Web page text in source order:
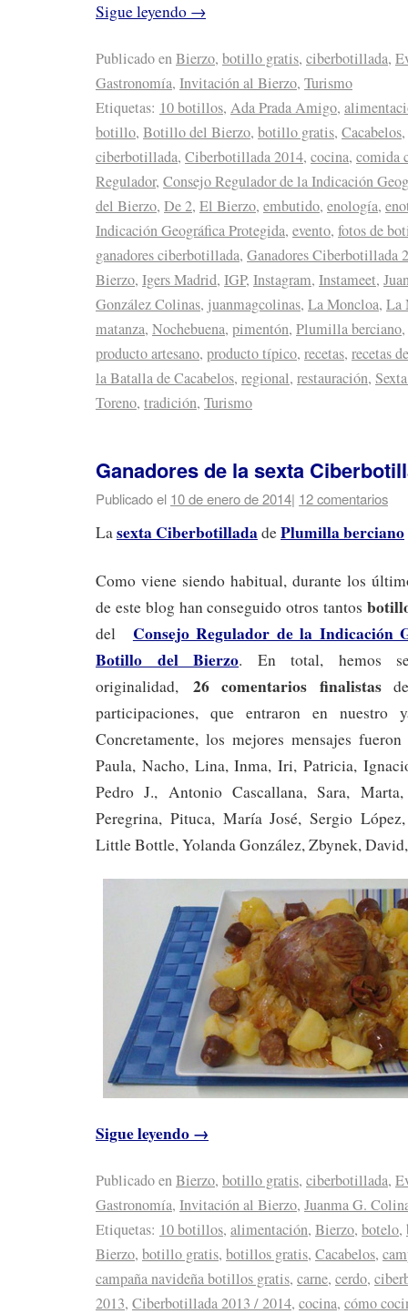
Sigue leyendo →
Publicado enBierzo, botillo gratis, ciberbotillada,
Gastronomía, Invitación al Bierzo, Turismo
Etiquetas: 10 botillos, Ada Prada Amigo,
botillo, Botillo del Bierzo, botillo gratis, Cacabelos,
ciberbotillada, Ciberbotillada 2014, cocina, comida
Regulador, Consejo Regulador de la Indicación
del Bierzo, De 2, El Bierzo, embutido, enología,
Indicación Geográfica Protegida, evento, fotos de
ganadores ciberbotillada, Ganadores Ciberbotillada
Bierzo, Igers Madrid, IGP, Instagram, Instameet,
González Colinas, juanmagcolinas, La Moncloa, La
matanza, Nochebuena, pimentón, Plumilla berciano,
producto artesano, producto típico, recetas, recetas
la Batalla de Cacabelos, regional, restauración,
Toreno, tradición, Turismo
Ganadores de la sexta
Publicado el 10 de enero de 2014| 12 comentarios
Lasexta CiberbotilladadePlumilla berciano
Como viene siendo habitual, durante los
de este blog han conseguido otros tantos
del Consejo Regulador de la Indicación
Botillo del Bierzo. En total, hemos
originalidad, 26 comentarios finalistasde
participaciones, que entraron en nuestro
Concretamente, los mejores mensajes
Paula, Nacho, Lina, Inma, Iri, Patricia,
Pedro J., Antonio Cascallana, Sara,
Peregrina, Pituca, María José, Sergio
Little Bottle, Yolanda González, Zbynek,
Sigue leyendo→
Publicado enBierzo, botillo gratis, ciberbotillada,
Gastronomía, Invitación al Bierzo, Juanma G.
Etiquetas: 10 botillos, alimentación, Bierzo, botelo,
Bierzo, botillo gratis, botillos gratis, Cacabelos,
campaña navideña botillos gratis, carne, cerdo,
2013, Ciberbotillada 2013 / 2014, cocina, cómo